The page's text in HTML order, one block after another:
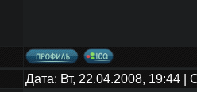
Дата: Вт, 22.04.2008, 19:44